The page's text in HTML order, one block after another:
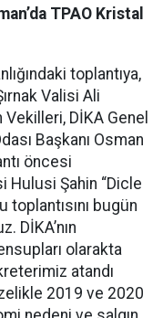
TPAO Kristal
toplantıya,
Valisi Ali
DİKA Genel
Başkanı Osman
öncesi
Hulusi Şahin “Dicle
toplantısını bugün
DİKA’nın
olarakta
atandı
2019 ve 2020